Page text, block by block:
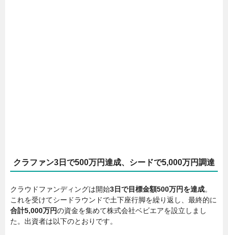
クラファン3日で500万円達成、シードで5,000万円調達
クラウドファンディングは開始3日で目標金額500万円を達成。
これを受けてシードラウンドで土下座行脚を繰り返し、最終的に
合計5,000万円の資金を集めて株式会社ベビエアを設立しまし
た。出資者は以下のとおりです。